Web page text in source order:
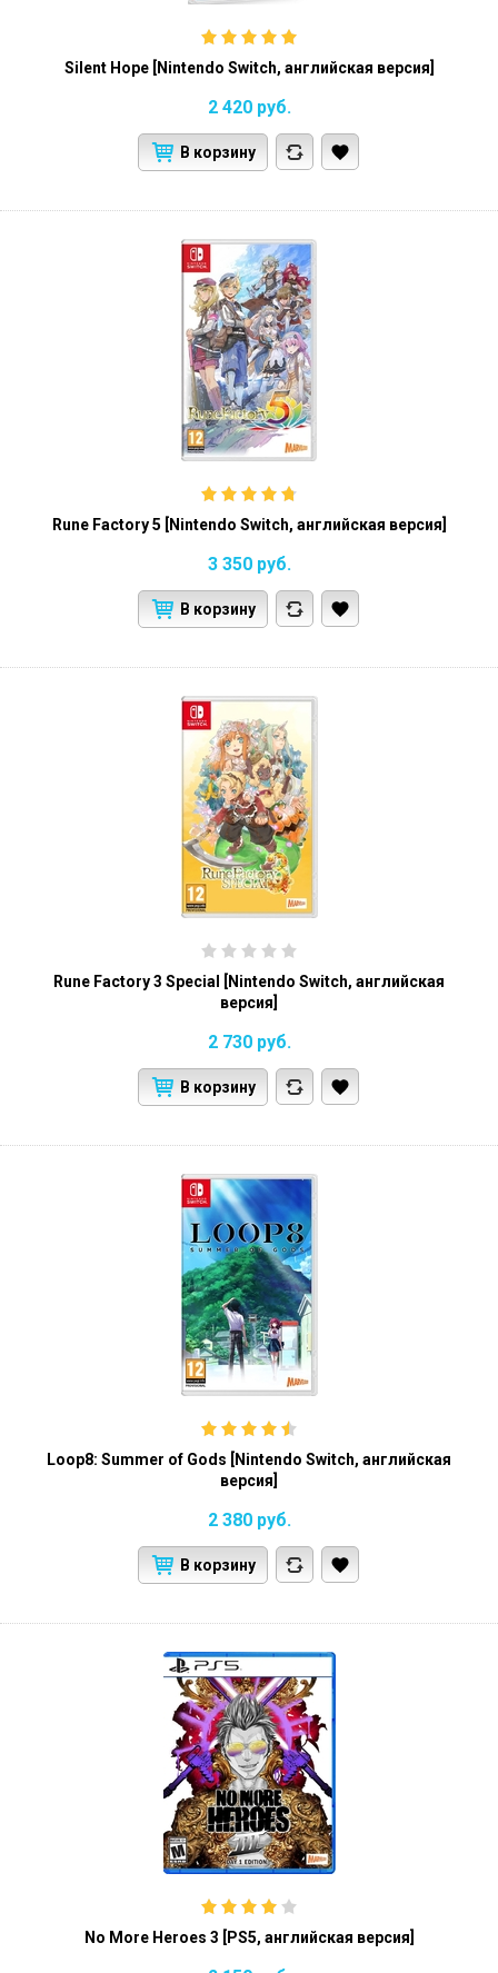
Silent Hope [Nintendo Switch, английская версия]
2 420 руб.
В корзину
Rune Factory 5 [Nintendo Switch, английская версия]
3 350 руб.
В корзину
Rune Factory 3 Special [Nintendo Switch, английская
версия]
2 730 руб.
В корзину
Loop8: Summer of Gods [Nintendo Switch, английская
версия]
2 380 руб.
В корзину
No More Heroes 3 [PS5, английская версия]